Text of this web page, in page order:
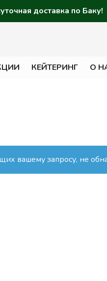
доставка по Баку!
КЕЙТЕРИНГ О
вашему запросу, не